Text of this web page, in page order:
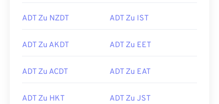
ADT Zu NZDT ADT Zu IST
ADT Zu AKDT ADT Zu EET
ADT Zu ACDT ADT Zu EAT
ADT Zu HKT ADT Zu JST